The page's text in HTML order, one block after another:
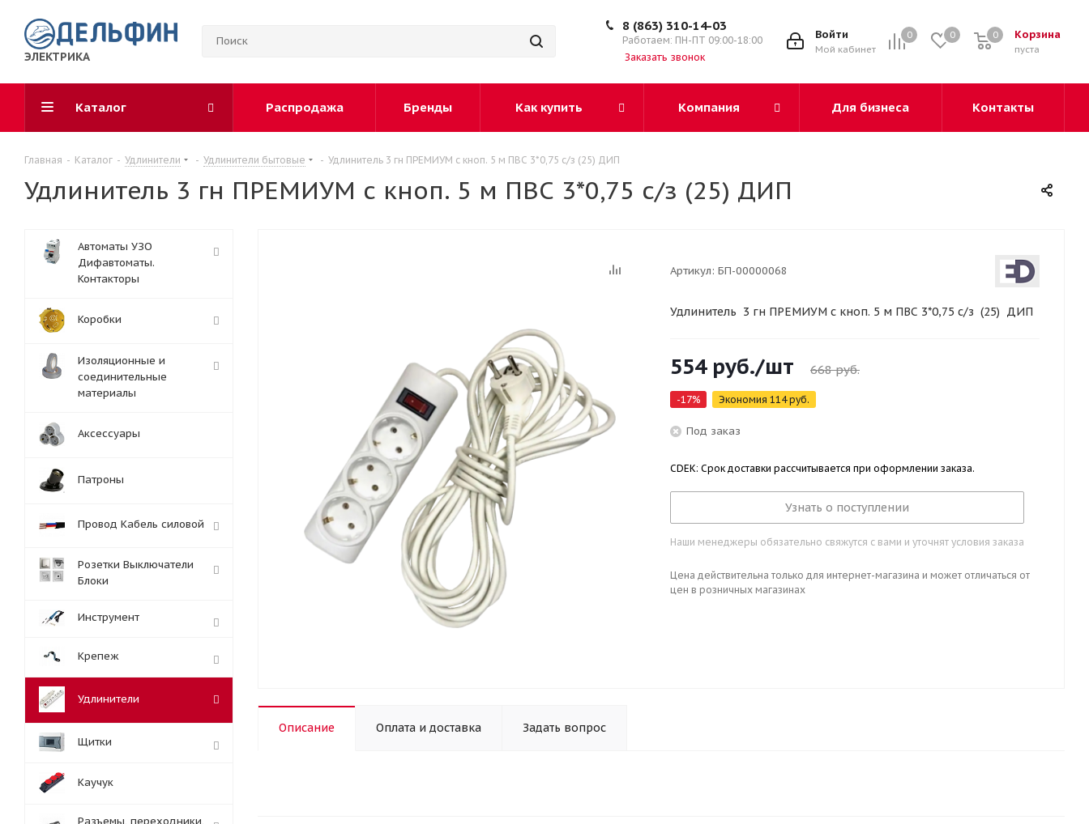
ЭЛЕКТРИКА
0 0 Корзина
пуста
0
Войти
Мой кабинет
8 (863) 310-14-03
Работаем: ПН-ПТ 09:00-18:00
Заказать звонок
Каталог Распродажа Бренды Как купить Компания Для бизнеса Контакты
Главная - Каталог - Удлинители - Удлинители бытовые - Удлинитель 3 гн ПРЕМИУМ с кноп. 5 м ПВС 3*0,75 с/з (25) ДИП
Удлинитель 3 гн ПРЕМИУМ с кноп. 5 м ПВС 3*0,75 с/з (25) ДИП
Артикул: БП-00000068
Удлинитель 3 гн ПРЕМИУМ с кноп. 5 м ПВС 3*0,75 с/з (25) ДИП
554руб./шт 668руб.
-17% Экономия 114руб.
Под заказ
CDEK: Срок доставки рассчитывается при оформлении заказа.
Узнать о поступлении
Наши менеджеры обязательно свяжутся с вами и уточнят условия заказа
Цена действительна только для интернет-магазина и может отличаться от
цен в розничных магазинах
Описание Оплата и доставка Задать вопрос
Автоматы УЗО
Дифавтоматы.
Контакторы
Коробки
Изоляционные и
соединительные
материалы
Аксессуары
Патроны
Провод Кабель силовой
Розетки Выключатели
Блоки
Инструмент
Крепеж
Удлинители
Щитки
Каучук
Разъемы, переходники,